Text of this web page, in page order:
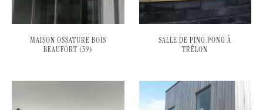
MAISON OSSATURE BOIS
BEAUFORT (59)
SALLE DE PING PONG À
TRÉLON